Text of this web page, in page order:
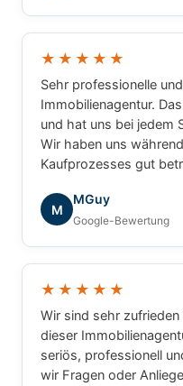
★★★★★
Sehr professionelle
Immobilienagentur.
und hat uns bei jedem
Wir haben uns
Kaufprozesses gut
M
MGuy
Google-Bewertung
★★★★★
Wir sind sehr
dieser
seriös, professionell
wir Fragen oder